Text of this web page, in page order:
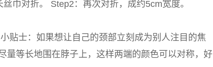
巾对折。 Step2：再次对折，成约5cm宽度。
贴士：如果想让自己的颈部立刻成为别人注目的焦
量等长地围在脖子上，这样两端的颜色可以对称，好